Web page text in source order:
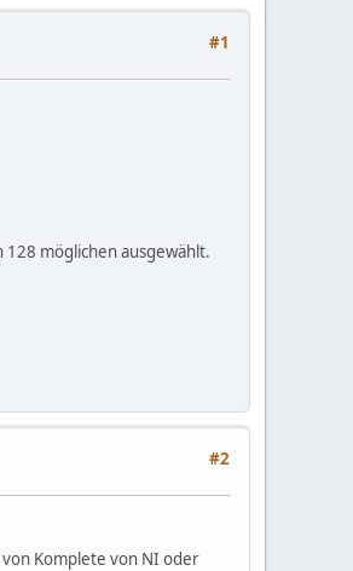
#1
möglichen ausgewählt.
#2
Komplete von NI oder